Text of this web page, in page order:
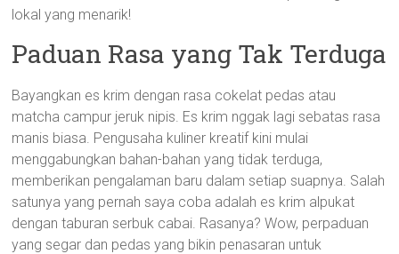
lokal yang menarik!
Paduan Rasa yang Tak Terduga
Bayangkan es krim dengan rasa cokelat pedas atau
matcha campur jeruk nipis. Es krim nggak lagi sebatas rasa
manis biasa. Pengusaha kuliner kreatif kini mulai
menggabungkan bahan-bahan yang tidak terduga,
memberikan pengalaman baru dalam setiap suapnya. Salah
satunya yang pernah saya coba adalah es krim alpukat
dengan taburan serbuk cabai. Rasanya? Wow, perpaduan
yang segar dan pedas yang bikin penasaran untuk